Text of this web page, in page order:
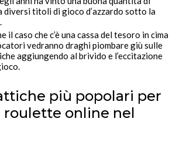
diversi titoli di gioco d’azzardo sotto la
il caso che c’è una cassa del tesoro in cima
vedranno draghi piombare giù sulle
aggiungendo al brivido e l’eccitazione
più popolari per
roulette online nel